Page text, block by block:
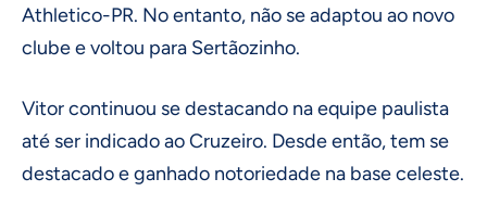
Athletico-PR. No entanto, não se adaptou ao novo
clube e voltou para Sertãozinho.
Vitor continuou se destacando na equipe paulista
até ser indicado ao Cruzeiro. Desde então, tem se
destacado e ganhado notoriedade na base celeste.